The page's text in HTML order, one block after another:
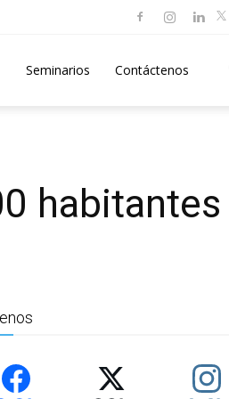
Seminarios Contáctenos
habitantes